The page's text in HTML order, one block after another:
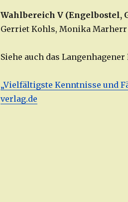
Wahlbereich V (Engelbostel,
Gerriet Kohls, Monika Marherr
Siehe auch das Langenhagener
„Vielfältigste Kenntnisse und
verlag.de